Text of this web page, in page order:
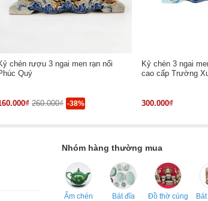
chén rượu 3 ngai men rạn nổi
Quý
260.000₫ -38%
Kỷ chén 3 ngai
cao cấp Trường
300.000₫
Nhóm hàng thường mua
Ấm chén Bát đĩa Đồ thờ cúng